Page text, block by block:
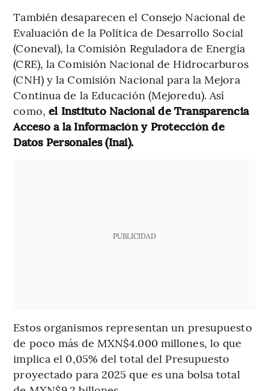
También desaparecen el Consejo Nacional de
Evaluación de la Política de Desarrollo Social
(Coneval), la Comisión Reguladora de Energía
(CRE), la Comisión Nacional de Hidrocarburos
(CNH) y la Comisión Nacional para la Mejora
Continua de la Educación (Mejoredu). Así
como, el Instituto Nacional de Transparencia
Acceso a la Información y Protección de
Datos Personales (Inai).
PUBLICIDAD
Estos organismos representan un presupuesto
de poco más de MXN$4.000 millones, lo que
implica el 0,05% del total del Presupuesto
proyectado para 2025 que es una bolsa total